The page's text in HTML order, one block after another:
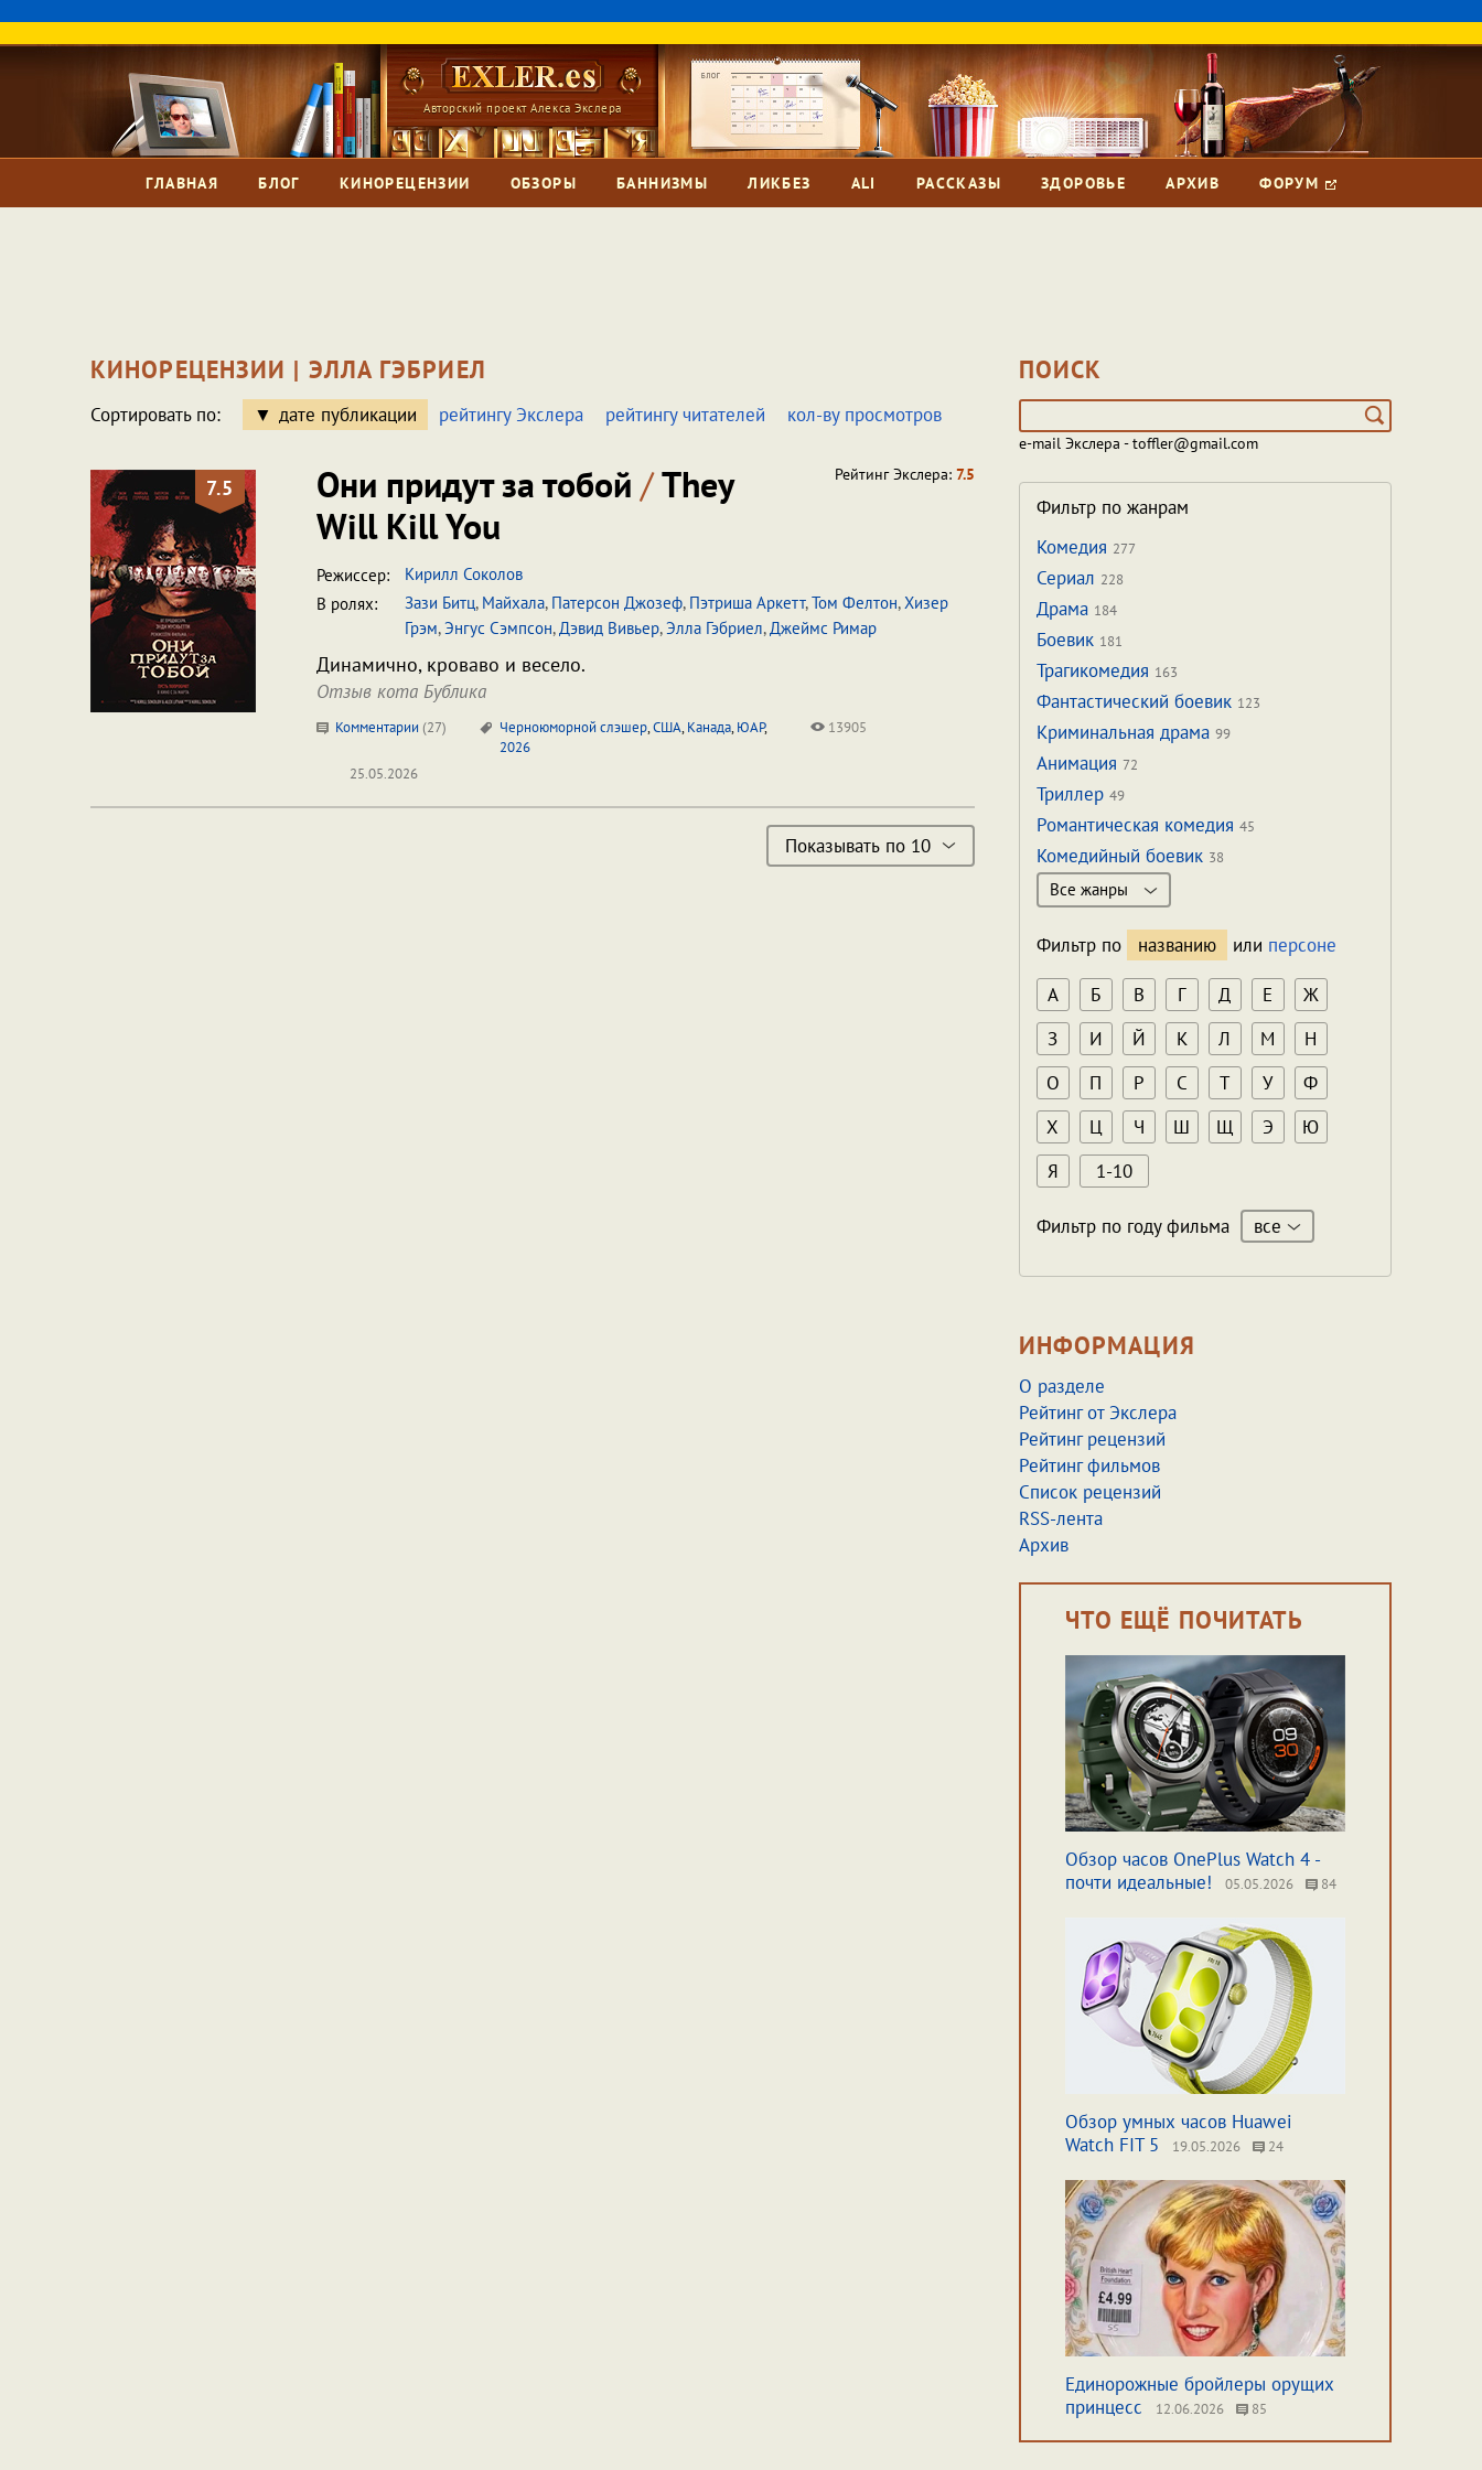
Авторский проект Алекса Экслера
ГЛАВНАЯ БЛОГ КИНОРЕЦЕНЗИИ ОБЗОРЫ БАННИЗМЫ ЛИКБЕЗ ALI РАССКАЗЫ ЗДОРОВЬЕ АРХИВ ФОРУМ
КИНОРЕЦЕНЗИИ | ЭЛЛА ГЭБРИЕЛ
Сортировать по: дате публикации рейтингу Экслера рейтингу читателей кол-ву просмотров
7.5 Они придут за тобой /They
Will Kill You
Рейтинг Экслера: 7.5
Режиссер:
Кирилл Соколов
В ролях:
Зази Битц, Майхала, Патерсон Джозеф, Пэтриша Аркетт,Том Фелтон,Хизер
Грэм,Энгус Сэмпсон,Дэвид Вивьер,Элла Гэбриел,Джеймс Римар
Динамично, кроваво и весело.
Отзыв кота Бублика
Комментарии (27) Черноюморной слэшер,США,Канада,ЮАР,
2026
13905
25.05.2026
Показывать по 10
ПОИСК
e-mail Экслера - toffler@gmail.com
Фильтр по жанрам
Комедия 277
Сериал 228
Драма 184
Боевик 181
Трагикомедия 163
Фантастический боевик 123
Криминальная драма 99
Анимация 72
Триллер 49
Романтическая комедия 45
Комедийный боевик 38
Все жанры
Фильтр по названию или персоне
А Б В Г Д Е
Ж
З
И Й К Л М
Н
О
П Р С Т У
Ф
Х
Ц Ч Ш Щ Э
Ю
Я
1-10
Фильтр по году фильма все
ИНФОРМАЦИЯ
О разделе
Рейтинг от Экслера
Рейтинг рецензий
Рейтинг фильмов
Список рецензий
RSS-лента
Архив
ЧТО ЕЩЁ ПОЧИТАТЬ
Обзор часов OnePlus Watch 4 -
почти идеальные!
05.05.2026 84
Обзор умных часов Huawei
Watch FIT 5
19.05.2026 24
Единорожные бройлеры орущих
принцесс
12.06.2026 85